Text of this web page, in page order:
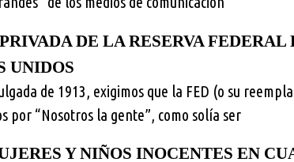
DE LA RESERVA FEDERAL
UNIDOS
de 1913, exigimos que la FED (o su
por “Nosotros la gente”, como solía ser
Y NIÑOS INOCENTES EN